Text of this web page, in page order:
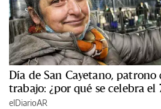
Día de San Cayetano,
trabajo: ¿por qué se celebra el
elDiarioAR